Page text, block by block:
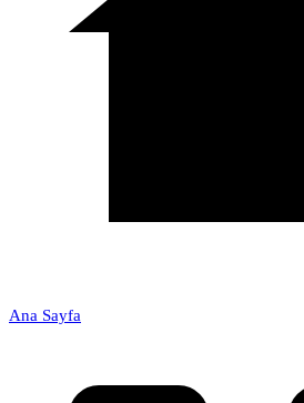
Ana Sayfa